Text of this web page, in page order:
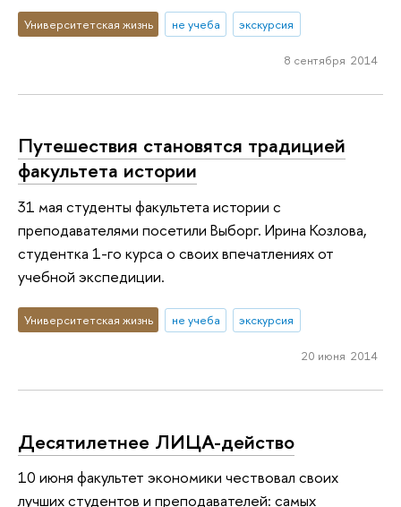
Университетская жизнь не учеба экскурсия
8 сентября 2014
Путешествия становятся традицией
факультета истории
31 мая студенты факультета истории с
преподавателями посетили Выборг. Ирина Козлова,
студентка 1-го курса о своих впечатлениях от
учебной экспедиции.
Университетская жизнь не учеба экскурсия
20 июня 2014
Десятилетнее ЛИЦА-действо
10 июня факультет экономики чествовал своих
лучших студентов и преподавателей: самых